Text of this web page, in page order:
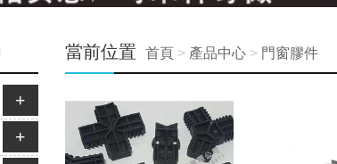
當前位置 首頁> 產品中心> 門窗膠件
+
+